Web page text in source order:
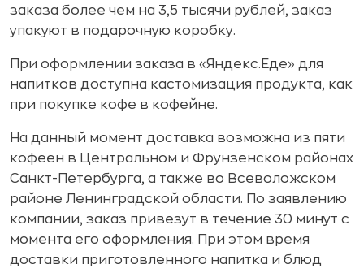
заказа более чем на 3,5 тысячи рублей, заказ
упакуют в подарочную коробку.
При оформлении заказа в «Яндекс.Еде» для
напитков доступна кастомизация продукта, как
при покупке кофе в кофейне.
На данный момент доставка возможна из пяти
кофеен в Центральном и Фрунзенском районах
Санкт-Петербурга, а также во Всеволожском
районе Ленинградской области. По заявлению
компании, заказ привезут в течение 30 минут с
момента его оформления. При этом время
доставки приготовленного напитка и блюд